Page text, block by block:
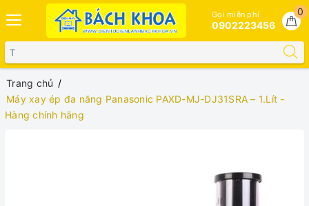
0
Gọi miễn phí
0902223456
Trang chủ
Máy xay ép đa năng Panasonic PAXD-MJ-DJ31SRA – 1.Lít -
Hàng chính hãng